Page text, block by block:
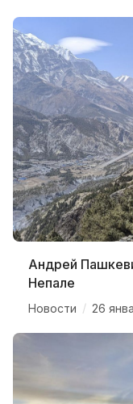
Андрей
Непале
Новости / 26